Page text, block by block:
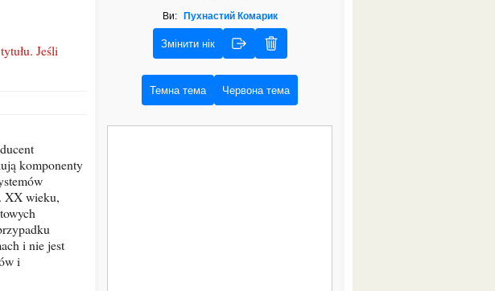
komponenty
XX wieku,
i nie jest
i
Ви: Пухнастий Комарик
Змінити нік
Темна тема Червона тема